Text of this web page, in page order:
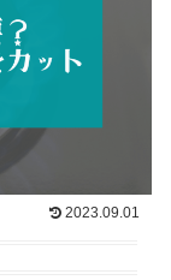
2023.09.01